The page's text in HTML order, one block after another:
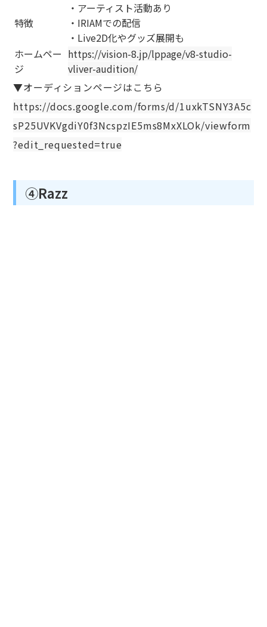
特徴
・アーティスト活動あり
・IRIAMでの配信
・Live2D化やグッズ展開も
ホームペー
ジ
https://vision-8.jp/lppage/v8-studio-
vliver-audition/
▼オーディションページはこちら
https://docs.google.com/forms/d/1uxkTSNY3A5c
sP25UVKVgdiY0f3NcspzIE5ms8MxXLOk/viewform
?edit_requested=true
④Razz